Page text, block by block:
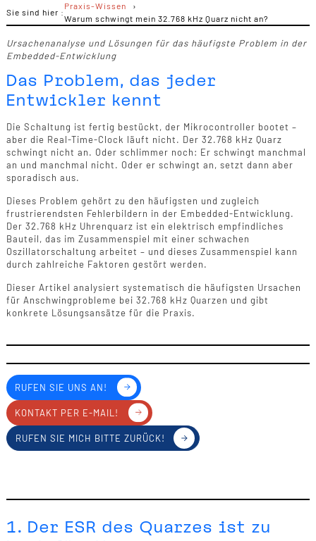
Sie sind hier :
Praxis-Wissen
Warum schwingt mein 32.768 kHz Quarz nicht an?
Ursachenanalyse und Lösungen für das häufigste Problem in der
Embedded-Entwicklung
Das Problem, das jeder
Entwickler kennt
Die Schaltung ist fertig bestückt, der Mikrocontroller bootet –
aber die Real-Time-Clock läuft nicht. Der 32.768 kHz Quarz
schwingt nicht an. Oder schlimmer noch: Er schwingt manchmal
an und manchmal nicht. Oder er schwingt an, setzt dann aber
sporadisch aus.
Dieses Problem gehört zu den häufigsten und zugleich
frustrierendsten Fehlerbildern in der Embedded-Entwicklung.
Der 32.768 kHz Uhrenquarz ist ein elektrisch empfindliches
Bauteil, das im Zusammenspiel mit einer schwachen
Oszillatorschaltung arbeitet – und dieses Zusammenspiel kann
durch zahlreiche Faktoren gestört werden.
Dieser Artikel analysiert systematisch die häufigsten Ursachen
für Anschwingprobleme bei 32.768 kHz Quarzen und gibt
konkrete Lösungsansätze für die Praxis.
RUFEN SIE UNS AN!
KONTAKT PER E-MAIL!
RUFEN SIE MICH BITTE ZURÜCK!
1. Der ESR des Quarzes ist zu